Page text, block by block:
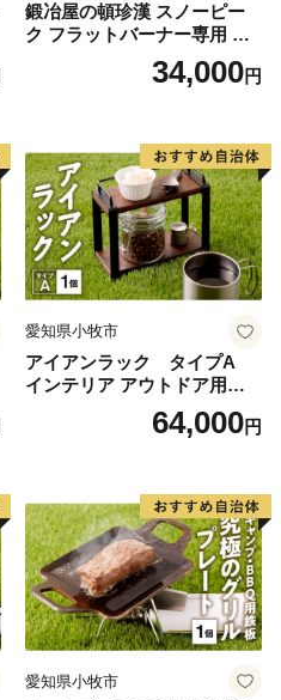
鍛冶屋の頓珍漢 スノーピー
ク フラットバーナー専用 蓋
カバープレート IGT アウトド
34,000円
愛知県小牧市
アイアンラック タイプA
インテリア アウトドア用品
レジャー キャンプ 飾り棚 小
64,000円
愛知県小牧市